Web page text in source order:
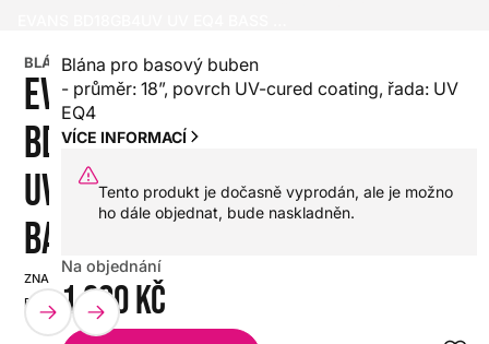
BLÁNA
EVANS
BD18GB4UV
UV EQ4
BASS 18”
ZNAČKA:
EVANS
SKU:
HX0000000069713
Blána pro basový buben
- průměr: 18”, povrch UV-cured coating, řada: UV
EQ4
VÍCE INFORMACÍ
Tento produkt je dočasně vyprodán, ale je možno
ho dále objednat, bude naskladněn.
Na objednání
1 290 Kč